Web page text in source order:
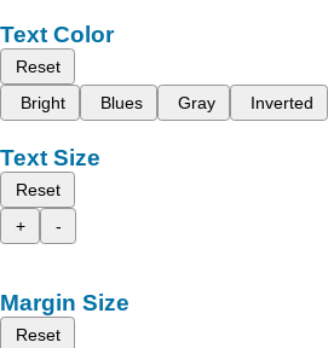
Text Color
Reset
Bright
Blues Gray Inverted
Text Size
Reset
+
-
Margin Size
Reset